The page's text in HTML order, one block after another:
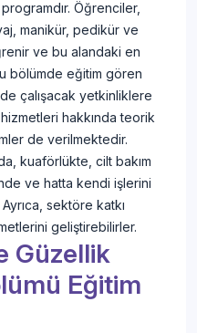
Öğrenciler,
manikür, pedikür ve
ve bu alandaki en
bölümde eğitim gören
çalışacak yetkinliklere
hakkında teorik
de verilmektedir.
kuaförlükte, cilt bakım
ve hatta kendi işlerini
sektöre katkı
geliştirebilirler.
Güzellik
Eğitim